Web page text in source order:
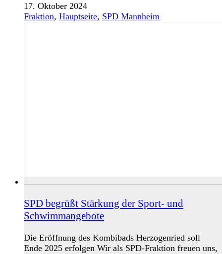
17. Oktober 2024
Fraktion, Hauptseite, SPD Mannheim
SPD begrüßt Stärkung der Sport- und
Schwimmangebote
Die Eröffnung des Kombibads Herzogenried soll
Ende 2025 erfolgen Wir als SPD-Fraktion freuen uns,